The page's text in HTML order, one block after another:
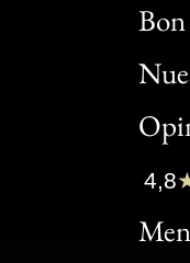
Bon
Clic
Bon
4,8